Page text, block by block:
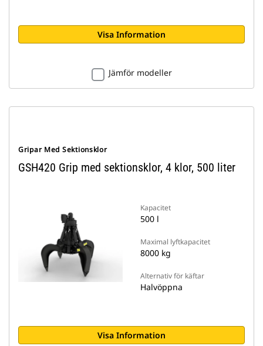
Visa Information
Jämför modeller
Gripar Med Sektionsklor
GSH420 Grip med sektionsklor, 4 klor, 500 liter
Kapacitet
500 l
Maximal lyftkapacitet
8000 kg
Alternativ för käftar
Halvöppna
Visa Information